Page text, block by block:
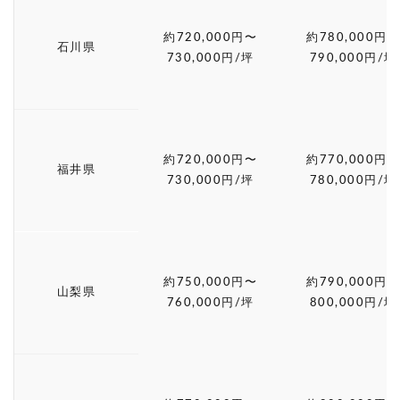
石川県
約720,000円〜
730,000円/坪
約780,000円〜
790,000円/坪
福井県
約720,000円〜
730,000円/坪
約770,000円〜
780,000円/坪
山梨県
約750,000円〜
760,000円/坪
約790,000円〜
800,000円/坪